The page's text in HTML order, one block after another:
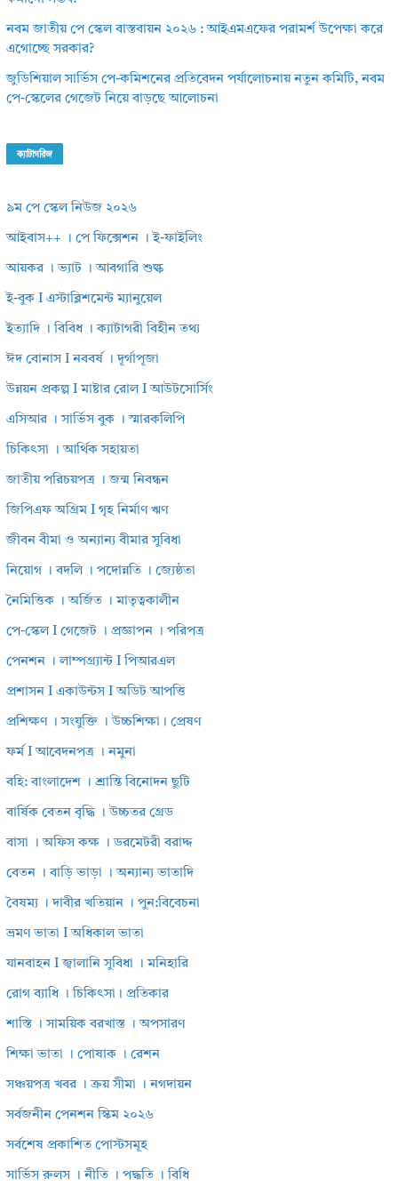
নবম জাতীয় পে স্কেল বাস্তবায়ন ২০২৬ : আইএমএফের পরামর্শ উপেক্ষা করে
এগোচ্ছে সরকার?
জুডিশিয়াল সার্ভিস পে-কমিশনের প্রতিবেদন পর্যালোচনায় নতুন কমিটি, নবম
পে-স্কেলের গেজেট নিয়ে বাড়ছে আলোচনা
ক্যাটাগরিজ
৯ম পে স্কেল নিউজ ২০২৬
আইবাস++ । পে ফিক্সেশন । ই-ফাইলিং
আয়কর । ভ্যাট । আবগারি শুল্ক
ই-বুক I এস্টাব্লিশমেন্ট ম্যানুয়েল
ইত্যাদি । বিবিধ । ক্যাটাগরী বিহীন তথ্য
ঈদ বোনাস I নববর্ষ । দূর্গাপূজা
উন্নয়ন প্রকল্প I মাষ্টার রোল I আউটসোর্সিং
এসিআর । সার্ভিস বুক । স্মারকলিপি
চিকিৎসা । আর্থিক সহায়তা
জাতীয় পরিচয়পত্র । জন্ম নিবন্ধন
জিপিএফ অগ্রিম I গৃহ নির্মাণ ঋণ
জীবন বীমা ও অন্যান্য বীমার সুবিধা
নিয়োগ । বদলি । পদোন্নতি । জ্যেষ্ঠতা
নৈমিত্তিক । অর্জিত । মাতৃত্বকালীন
পে-স্কেল I গেজেট । প্রজ্ঞাপন । পরিপত্র
পেনশন । লাম্পগ্র্যান্ট I পিআরএল
প্রশাসন I একাউন্টস I অডিট আপত্তি
প্রশিক্ষণ । সংযুক্তি । উচ্চশিক্ষা। প্রেষণ
ফর্ম I আবেদনপত্র । নমুনা
বহি: বাংলাদেশ । শ্রান্তি বিনোদন ছুটি
বার্ষিক বেতন বৃদ্ধি । উচ্চতর গ্রেড
বাসা । অফিস কক্ষ । ডরমেটরী বরাদ্দ
বেতন । বাড়ি ভাড়া । অন্যান্য ভাতাদি
বৈষম্য । দাবীর খতিয়ান । পুন:বিবেচনা
ভ্রমণ ভাতা I অধিকাল ভাতা
যানবাহন I জ্বালানি সুবিধা । মনিহারি
রোগ ব্যাধি । চিকিৎসা। প্রতিকার
শাস্তি । সাময়িক বরখাস্ত । অপসারণ
শিক্ষা ভাতা । পোষাক । রেশন
সঞ্চয়পত্র খবর । ক্রয় সীমা । নগদায়ন
সর্বজনীন পেনশন স্কিম ২০২৬
সর্বশেষ প্রকাশিত পোস্টসমূহ
সার্ভিস রুলস । নীতি । পদ্ধতি । বিধি